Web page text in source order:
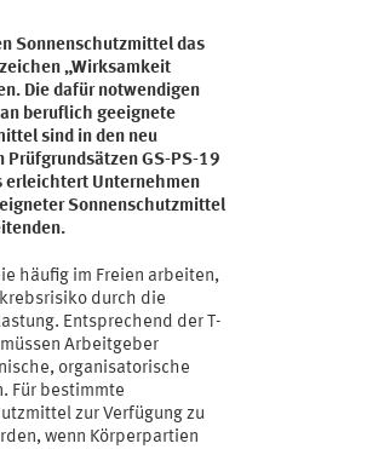
Sonnenschutzmittel das
„Wirksamkeit
Die dafür notwendigen
beruflich geeignete
sind in den neu
GS-PS-19
erleichtert Unternehmen
Sonnenschutzmittel
häufig im Freien arbeiten,
durch die
Entsprechend der T-
Arbeitgeber
organisatorische
Für bestimmte
zur Verfügung zu
wenn Körperpartien